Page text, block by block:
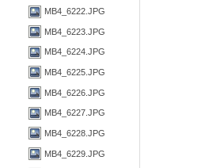
MB4_6222.JPG
MB4_6223.JPG
MB4_6224.JPG
MB4_6225.JPG
MB4_6226.JPG
MB4_6227.JPG
MB4_6228.JPG
MB4_6229.JPG